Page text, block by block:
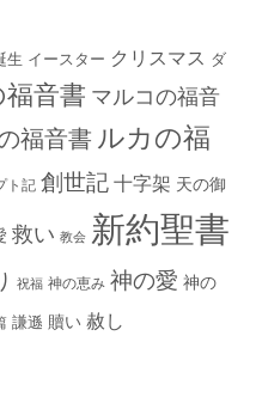
生 イースター クリスマス ダ
音書 マルコの福音
福音書 ルカの福
ト記 創世記 十字架 天の御
救い 教会 新約聖書
祝福 神の恵み 神の愛 神の
謙遜 贖い 赦し